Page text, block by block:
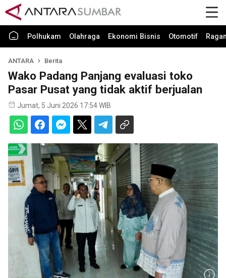
Polhukam Olahraga Ekonomi Bisnis Otomotif
ANTARA Berita
Wako Padang Panjang evaluasi toko
Pasar Pusat yang tidak aktif berjualan
Jumat, 5 Juni 2026 17:54 WIB